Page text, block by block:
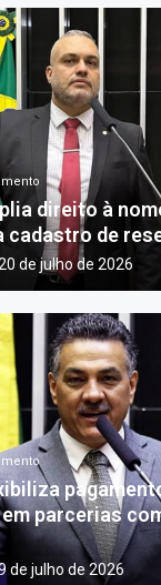
direito à
cadastro de
de julho de 2026
parcerias
de julho de 2026